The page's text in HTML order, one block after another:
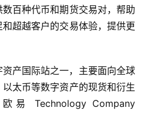
百种代币和期货交易对，帮助
超越客户的交易体验，提供更
产国际站之一，主要面向全球
太币等数字资产的现货和衍生
易 Technology Company